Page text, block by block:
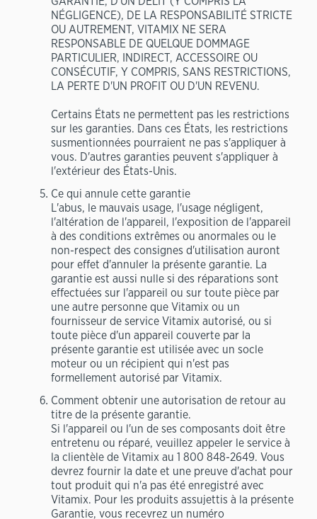
NÉGLIGENCE), DE LA RESPONSABILITÉ STRICTE
OU AUTREMENT, VITAMIX NE SERA
RESPONSABLE DE QUELQUE DOMMAGE
PARTICULIER, INDIRECT, ACCESSOIRE OU
CONSÉCUTIF, Y COMPRIS, SANS RESTRICTIONS,
LA PERTE D'UN PROFIT OU D'UN REVENU.
Certains États ne permettent pas les restrictions
sur les garanties. Dans ces États, les restrictions
susmentionnées pourraient ne pas s'appliquer à
vous. D'autres garanties peuvent s'appliquer à
l'extérieur des États-Unis.
Ce qui annule cette garantie
L'abus, le mauvais usage, l'usage négligent,
l'altération de l'appareil, l'exposition de l'appareil
à des conditions extrêmes ou anormales ou le
non-respect des consignes d'utilisation auront
pour effet d'annuler la présente garantie. La
garantie est aussi nulle si des réparations sont
effectuées sur l'appareil ou sur toute pièce par
une autre personne que Vitamix ou un
fournisseur de service Vitamix autorisé, ou si
toute pièce d'un appareil couverte par la
présente garantie est utilisée avec un socle
moteur ou un récipient qui n'est pas
formellement autorisé par Vitamix.
Comment obtenir une autorisation de retour au
titre de la présente garantie.
Si l'appareil ou l'un de ses composants doit être
entretenu ou réparé, veuillez appeler le service à
la clientèle de Vitamix au 1 800 848-2649. Vous
devrez fournir la date et une preuve d'achat pour
tout produit qui n'a pas été enregistré avec
Vitamix. Pour les produits assujettis à la présente
Garantie, vous recevrez un numéro